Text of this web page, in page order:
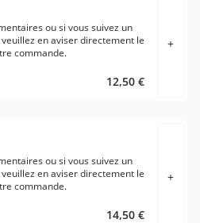
ou si vous suivez un
en aviser directement le
commande.
12,50 €
+
ou si vous suivez un
en aviser directement le
commande.
14,50 €
+